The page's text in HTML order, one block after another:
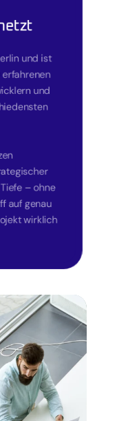
und ist
und
– ohne
auf genau
wirklich